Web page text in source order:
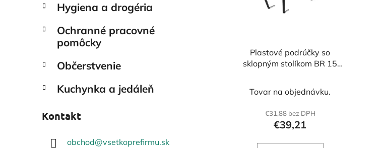
Hygiena a drogéria
Ochranné pracovné
pomôcky
Občerstvenie
Kuchynka a jedáleň
Kontakt
obchod@vsetkoprefirmu.sk
Plastové podrúčky so
sklopným stolíkom BR 15
Tovar na objednávku.
€31,88 bez DPH
€39,21